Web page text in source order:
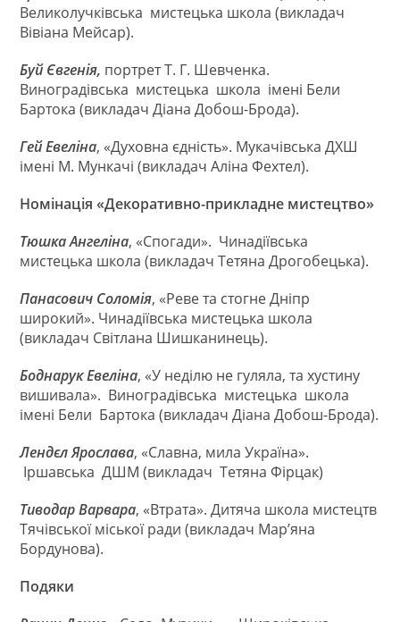
Великолучківська мистецька школа (викладач
Вівіана Мейсар).
Буй Євгенія, портрет Т. Г. Шевченка.
Виноградівська мистецька школа імені Бели
Бартока (викладач Діана Добош-Брода).
Гей Евеліна, «Духовна єдність». Мукачівська ДХШ
імені М. Мункачі (викладач Аліна Фехтел).
Номінація «Декоративно-прикладне мистецтво»
Тюшка Ангеліна, «Спогади». Чинадіївська
мистецька школа (викладач Тетяна Дрогобецька).
Панасович Соломія, «Реве та стогне Дніпр
широкий». Чинадіївська мистецька школа
(викладач Світлана Шишканинець).
Боднарук Евеліна, «У неділю не гуляла, та хустину
вишивала». Виноградівська мистецька школа
імені Бели Бартока (викладач Діана Добош-Брода).
Лендєл Ярослава, «Славна, мила Україна».
Іршавська ДШМ (викладач Тетяна Фірцак)
Тиводар Варвара, «Втрата». Дитяча школа мистецтв
Тячівської міської ради (викладач Мар’яна
Бордунова).
Подяки